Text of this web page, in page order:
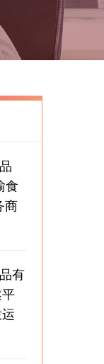
食
商
有